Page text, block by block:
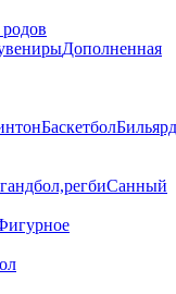
Дополненная
БаскетболБильярд
Санный